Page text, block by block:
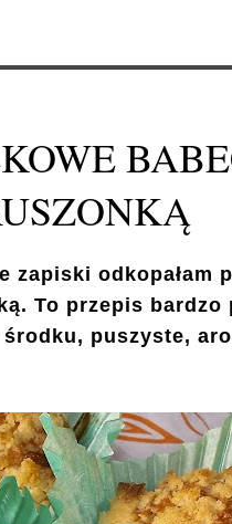
zapiski odkopałam
To przepis
puszyste,